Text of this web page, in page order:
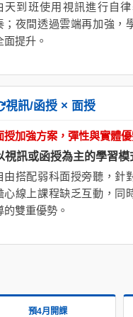
天到班使用視訊進行自
；夜間透過雲端再加強，
面提升。
視訊/函授 × 面授
授加強方案，彈性與實體
視訊或函授為主的學習模
由搭配弱科面授旁聽，針
心線上課程缺乏互動，同
的雙重優勢。
預4月開課